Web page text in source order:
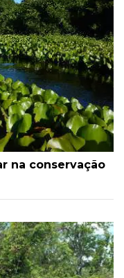
na conservação